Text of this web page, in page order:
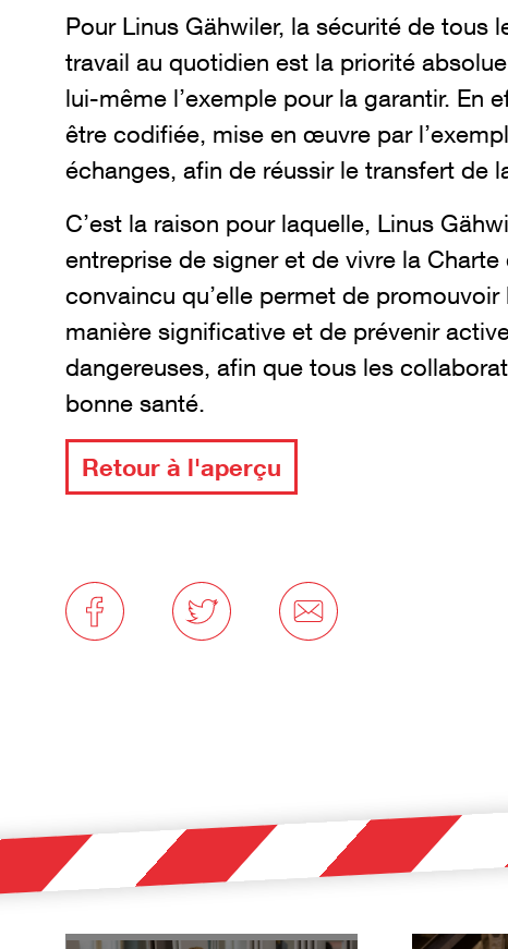
Pour Linus Gähwiler, la sécurité de tous
travail au quotidien est la priorité
lui-même l’exemple pour la garantir. En
être codifiée, mise en œuvre par
échanges, afin de réussir le transfert de
C’est la raison pour laquelle, Linus
entreprise de signer et de vivre la
convaincu qu’elle permet de
manière significative et de prévenir
dangereuses, afin que tous les
bonne santé.
Retour à l'aperçu